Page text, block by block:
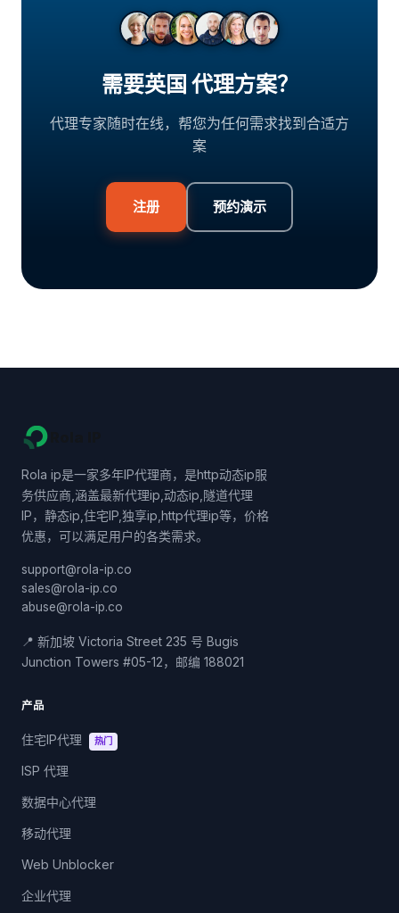
需要英国 代理方案？
代理专家随时在线，帮您为任何需求找到合适方
案
注册 预约演示
Rola ip是一家多年IP代理商，是http动态ip服
务供应商,涵盖最新代理ip,动态ip,隧道代理
IP，静态ip,住宅IP,独享ip,http代理ip等，价格
优惠，可以满足用户的各类需求。
support@rola-ip.co
sales@rola-ip.co
abuse@rola-ip.co
📍 新加坡 Victoria Street 235 号 Bugis
Junction Towers #05-12，邮编 188021
产品
住宅IP代理 热门
ISP 代理
数据中心代理
移动代理
Web Unblocker
企业代理